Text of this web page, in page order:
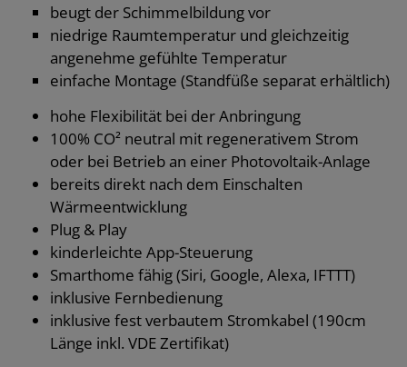
beugt der Schimmelbildung vor
niedrige Raumtemperatur und gleichzeitig
angenehme gefühlte Temperatur
einfache Montage (Standfüße separat erhältlich)
hohe Flexibilität bei der Anbringung
100% CO² neutral mit regenerativem Strom
oder bei Betrieb an einer Photovoltaik-Anlage
bereits direkt nach dem Einschalten
Wärmeentwicklung
Plug & Play
kinderleichte App-Steuerung
Smarthome fähig (Siri, Google, Alexa, IFTTT)
inklusive Fernbedienung
inklusive fest verbautem Stromkabel (190cm
Länge inkl. VDE Zertifikat)